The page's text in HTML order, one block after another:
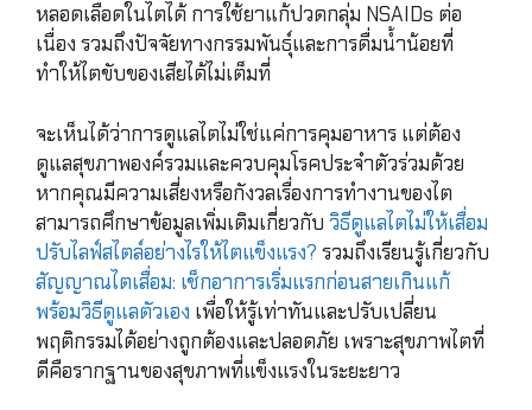
หลอดเลือดในไตได้ การใช้ยาแก้ปวดกลุ่ม NSAIDs ต่อ
เนื่อง รวมถึงปัจจัยทางกรรมพันธุ์และการดื่มน้ำน้อยที่
ทำให้ไตขับของเสียได้ไม่เต็มที่
จะเห็นได้ว่าการดูแลไตไม่ใช่แค่การคุมอาหาร แต่ต้อง
ดูแลสุขภาพองค์รวมและควบคุมโรคประจำตัวร่วมด้วย
หากคุณมีความเสี่ยงหรือกังวลเรื่องการทำงานของไต
สามารถศึกษาข้อมูลเพิ่มเติมเกี่ยวกับ วิธีดูแลไตไม่ให้เสื่อม
ปรับไลฟ์สไตล์อย่างไรให้ไตแข็งแรง? รวมถึงเรียนรู้เกี่ยวกับ
สัญญาณไตเสื่อม: เช็กอาการเริ่มแรกก่อนสายเกินแก้
พร้อมวิธีดูแลตัวเอง เพื่อให้รู้เท่าทันและปรับเปลี่ยน
พฤติกรรมได้อย่างถูกต้องและปลอดภัย เพราะสุขภาพไตที่
ดีคือรากฐานของสุขภาพที่แข็งแรงในระยะยาว